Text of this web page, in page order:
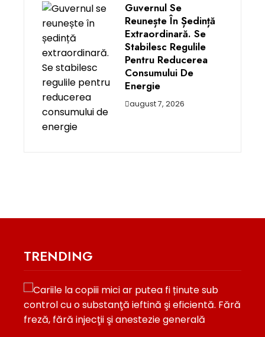
Guvernul Se
Reunește În Ședință
Extraordinară. Se
Stabilesc Regulile
Pentru Reducerea
Consumului De
Energie
august 7, 2026
TRENDING